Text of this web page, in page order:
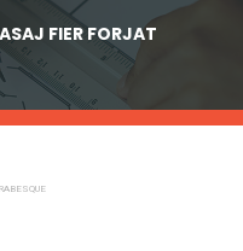
FIER FORJAT